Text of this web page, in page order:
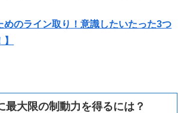
めのライン取り！意識したいたった3つ
最大限の制動力を得るには？